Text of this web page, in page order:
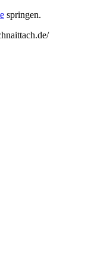
springen.